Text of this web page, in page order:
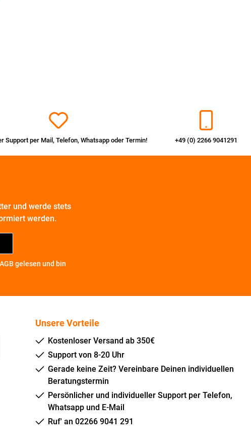
Support per Mail,Telefon,Whatsapp oderTermin! +49 (0) 2266 9041291
und werde stets
werden.
AGB gelesen und bin
Unsere Vorteile
Kostenloser Versand ab 350€
Support von 8-20 Uhr
Gerade keine Zeit? Vereinbare Deinen individuellen
Beratungstermin
Persönlicher und individueller Support per Telefon,
Whatsapp und E-Mail
Ruf' an 02266 9041 291